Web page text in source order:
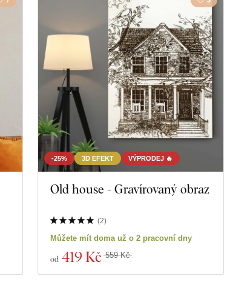
Město
Zvíře
-25% 3D EFEKT VÝPRODEJ 🔥
Old house - Gravírovaný obraz
(2)
Můžete mít doma už o 2 pracovní dny
od 419 Kč 559 Kč